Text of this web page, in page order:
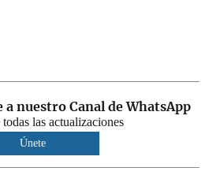
a nuestro Canal de WhatsApp
las actualizaciones
Únete